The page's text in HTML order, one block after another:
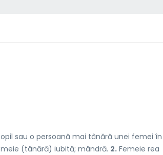
sau o persoană mai tânără unei femei în
(tânără) iubită; mândră. 2. Femeie rea